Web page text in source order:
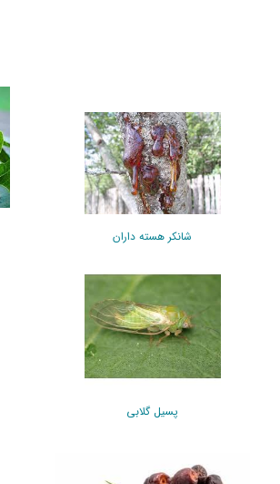
شانکر هسته داران
پسیل گلابی